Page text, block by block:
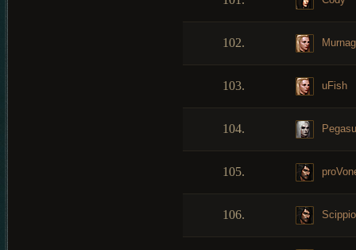
102.
103. uFish
104.
105.
106. Scippio